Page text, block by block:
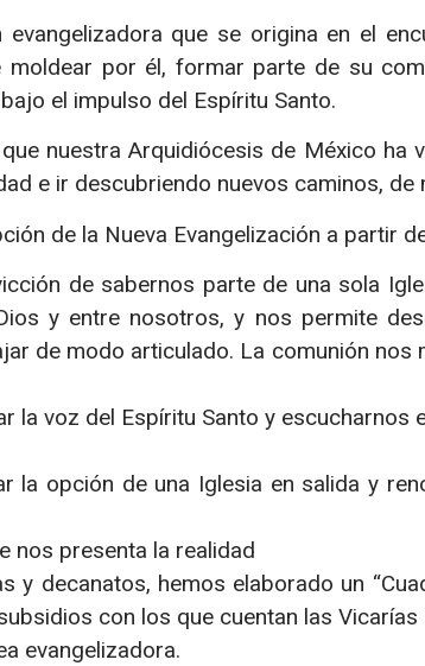
que se origina en el
moldear por él, formar parte de su
el impulso del Espíritu Santo.
nuestra Arquidiócesis de México ha
e ir descubriendo nuevos caminos,
de la Nueva Evangelización a partir
de sabernos parte de una sola
y entre nosotros, y nos permite
de modo articulado. La comunión nos
la voz del Espíritu Santo y
la opción de una Iglesia en salida y
nos presenta la realidad
y decanatos, hemos elaborado un
con los que cuentan las
evangelizadora.